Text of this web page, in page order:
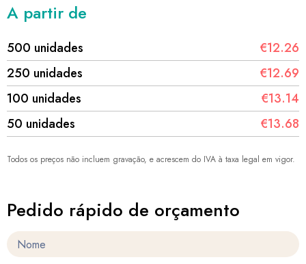
A partir de
500 unidades
€12.26
250 unidades
€12.69
100 unidades
€13.14
50 unidades
€13.68
Todos os preços não incluem gravação, e acrescem do IVA à taxa legal em vigor.
Pedido rápido de orçamento